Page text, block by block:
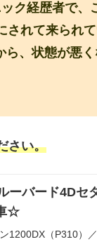
ク経歴者で、
れて来られ
、状態が悪
さい。
バード4Dセ
☆
1200DX（P310）